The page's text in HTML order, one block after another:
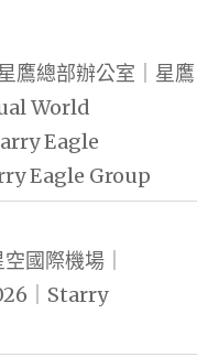
鷹總部辦公室｜星鷹
World
Eagle
Eagle Group
國際機場｜
｜Starry